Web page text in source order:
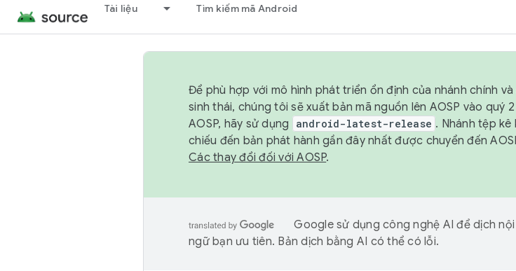
Tài liệu Tìm kiếm mã Android
Để phù hợp với mô hình phát triển ổn định của nhánh chính
sinh thái, chúng tôi sẽ xuất bản mã nguồn lên AOSP vào quý
AOSP, hãy sử dụng
android-latest-release . Nhánh tệp kê
chiếu đến bản phát hành gần đây nhất được chuyển đến
Các thay đổi đối với AOSP.
Google sử dụng công nghệ AI để dịch
ngữ bạn ưu tiên. Bản dịch bằng AI có thể có lỗi.